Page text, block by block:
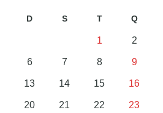
D S T Q
1 2
6 7 8 9
13 14 15 16
20 21 22 23